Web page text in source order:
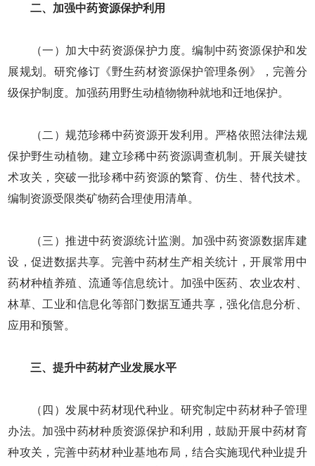
二、加强中药资源保护利用
（一）加大中药资源保护力度。编制中药资源保护和发
展规划。研究修订《野生药材资源保护管理条例》，完善分
级保护制度。加强药用野生动植物物种就地和迁地保护。
（二）规范珍稀中药资源开发利用。严格依照法律法规
保护野生动植物。建立珍稀中药资源调查机制。开展关键技
术攻关，突破一批珍稀中药资源的繁育、仿生、替代技术。
编制资源受限类矿物药合理使用清单。
（三）推进中药资源统计监测。加强中药资源数据库建
设，促进数据共享。完善中药材生产相关统计，开展常用中
药材种植养殖、流通等信息统计。加强中医药、农业农村、
林草、工业和信息化等部门数据互通共享，强化信息分析、
应用和预警。
三、提升中药材产业发展水平
（四）发展中药材现代种业。研究制定中药材种子管理
办法。加强中药材种质资源保护和利用，鼓励开展中药材育
种攻关，完善中药材种业基地布局，结合实施现代种业提升